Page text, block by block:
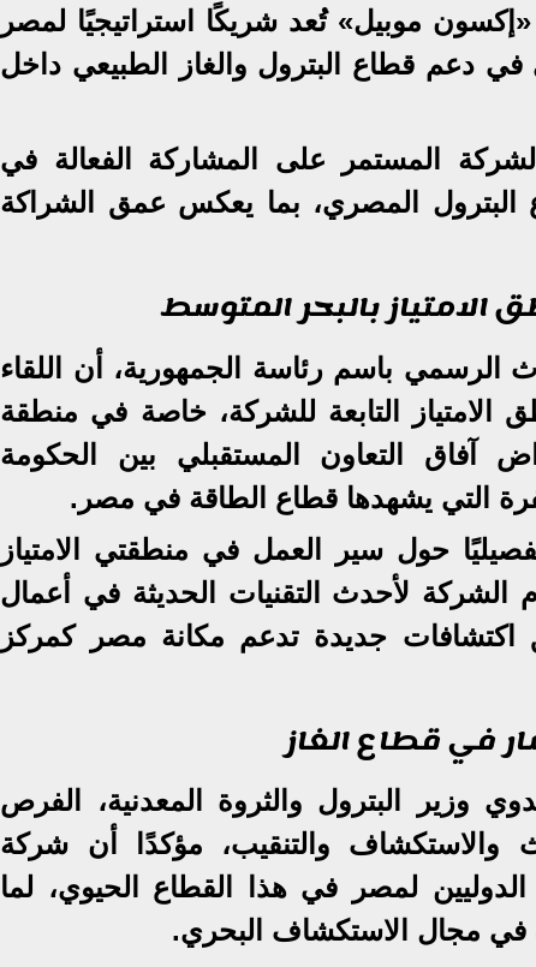
موبيل» تُعد شريكًا استراتيجيًا لمصر
دعم قطاع البترول والغاز الطبيعي داخل
المستمر على المشاركة الفعالة في
البترول المصري، بما يعكس عمق الشراكة
بالبحر المتوسط
الرسمي باسم رئاسة الجمهورية، أن اللقاء
التابعة للشركة، خاصة في منطقة
آفاق التعاون المستقبلي بين الحكومة
التي يشهدها قطاع الطاقة في مصر.
حول سير العمل في منطقتي الامتياز
لأحدث التقنيات الحديثة في أعمال
اكتشافات جديدة تدعم مكانة مصر كمركز
في قطاع الغاز
وزير البترول والثروة المعدنية، الفرص
والاستكشاف والتنقيب، مؤكدًا أن شركة
لمصر في هذا القطاع الحيوي، لما
في مجال الاستكشاف البحري.